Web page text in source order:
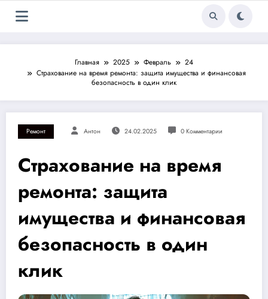
Главная 2025 Февраль
24
Страхование на время ремонта: защита имущества и финансовая
безопасность в один клик
Ремонт Антон 24.02.2025 0 Комментарии
Страхование на время
ремонта: защита
имущества и финансовая
безопасность в один
клик